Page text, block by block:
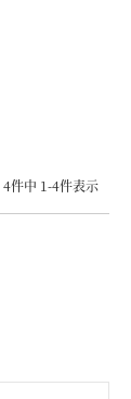
4件中 1-4件表示